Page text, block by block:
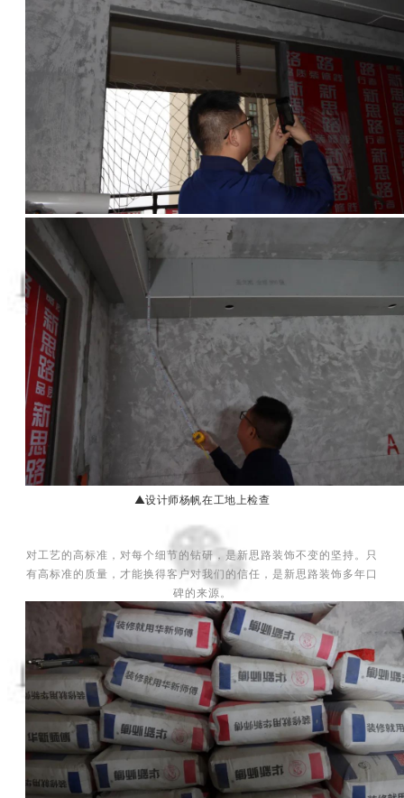
▲设计师杨帆在工地上检查
对工艺的高标准，对每个细节的钻研，是新思路装饰不变的坚持。只
有高标准的质量，才能换得客户对我们的信任，是新思路装饰多年口
碑的来源。